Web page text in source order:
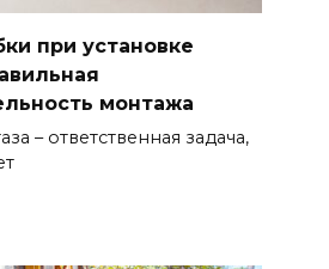
при установке
монтажа
– ответственная задача,